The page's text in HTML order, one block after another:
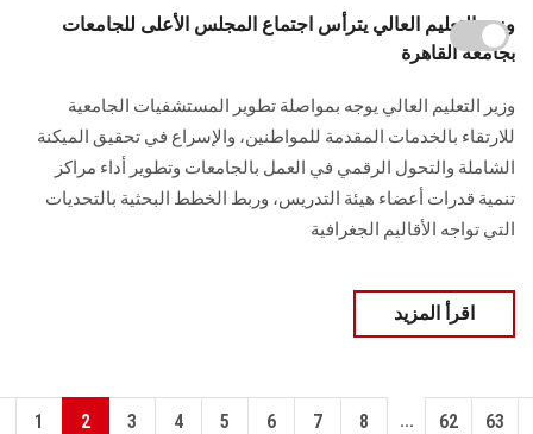
وزير التعليم العالي يترأس اجتماع المجلس الأعلى للجامعات
بجامعة القاهرة
وزير التعليم العالي يوجه بمواصلة تطوير المستشفيات الجامعية
للارتقاء بالخدمات المقدمة للمواطنين، والإسراع في تحقيق الميكنة
الشاملة والتحول الرقمي في العمل بالجامعات وتطوير أداء مراكز
تنمية قدرات أعضاء هيئة التدريس، وربط الخطط البحثية بالتحديات
التي تواجه الأقاليم الجغرافية
اقرأ المزيد
1 2 3 4 5 6 7 8 ... 62 63